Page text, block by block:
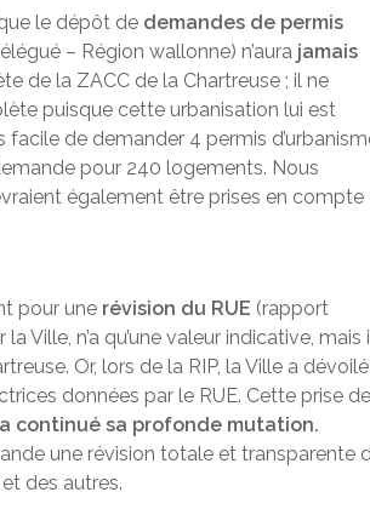
le dépôt de demandes de permis
– Région wallonne) n’aura jamais
de la ZACC de la Chartreuse ; il ne
puisque cette urbanisation lui est
de demander 4 permis
pour 240 logements. Nous
également être prises en compte
pour une révision du RUE (rapport
Ville, n’a qu’une valeur indicative, mais
Or, lors de la RIP, la Ville a dévoilé
données par le RUE. Cette prise de
continué sa profonde mutation.
une révision totale et transparente
des autres.